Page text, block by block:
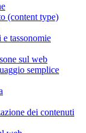
(content type)
tassonomie
sul web
semplice
dei contenuti